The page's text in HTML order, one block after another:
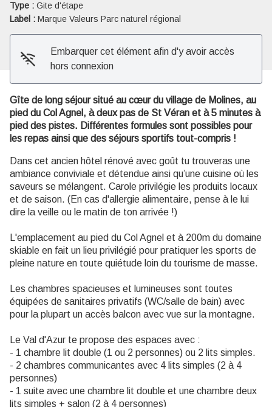
Type : Gite d'étape
Label : Marque Valeurs Parc naturel régional
Embarquer cet élément afin d'y avoir accès
hors connexion
Gîte de long séjour situé au cœur du village de Molines, au
pied du Col Agnel, à deux pas de St Véran et à 5 minutes à
pied des pistes. Différentes formules sont possibles pour
les repas ainsi que des séjours sportifs tout-compris !
Dans cet ancien hôtel rénové avec goût tu trouveras une
ambiance conviviale et détendue ainsi qu’une cuisine où les
saveurs se mélangent. Carole privilégie les produits locaux
et de saison. (En cas d'allergie alimentaire, pense à le lui
dire la veille ou le matin de ton arrivée !)
L'emplacement au pied du Col Agnel et à 200m du domaine
skiable en fait un lieu privilégié pour pratiquer les sports de
pleine nature en toute quiétude loin du tourisme de masse.
Les chambres spacieuses et lumineuses sont toutes
équipées de sanitaires privatifs (WC/salle de bain) avec
pour la plupart un accès balcon avec vue sur la montagne.
Le Val d'Azur te propose des espaces avec :
- 1 chambre lit double (1 ou 2 personnes) ou 2 lits simples.
- 2 chambres communicantes avec 4 lits simples (2 à 4
personnes)
- 1 suite avec une chambre lit double et une chambre deux
lits simples + salon (2 à 4 personnes)